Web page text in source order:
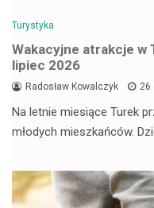
Turystyka
Wakacyjne atrakcje w
lipiec 2026
Radosław Kowalczyk 26
Na letnie miesiące Turek
młodych mieszkańców.